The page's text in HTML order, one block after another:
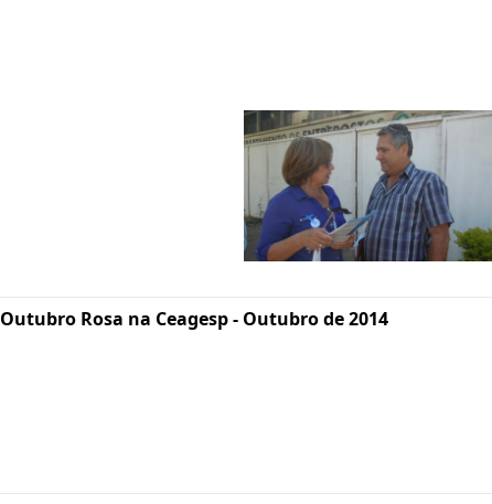
Outubro Rosa na Ceagesp - Outubro de 2014